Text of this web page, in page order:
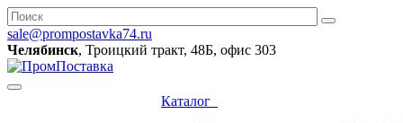
sale@prompostavka74.ru
Челябинск, Троицкий тракт, 48Б, офис 303
Каталог